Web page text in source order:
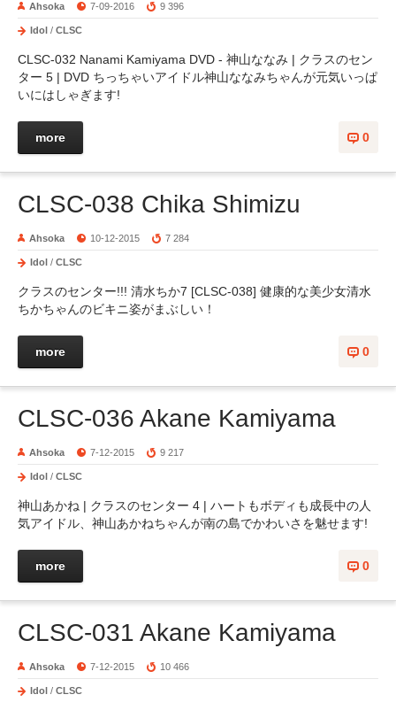
Ahsoka 7-09-2016 9 396
Idol / CLSC
CLSC-032 Nanami Kamiyama DVD - 神山ななみ | クラスのセン
ター 5 | DVD ちっちゃいアイドル神山ななみちゃんが元気いっぱ
いにはしゃぎます!
0
more
CLSC-038 Chika Shimizu
Ahsoka 10-12-2015 7 284
Idol / CLSC
クラスのセンター!!! 清水ちか7 [CLSC-038] 健康的な美少女清水
ちかちゃんのビキニ姿がまぶしい！
0
more
CLSC-036 Akane Kamiyama
Ahsoka 7-12-2015 9 217
Idol / CLSC
神山あかね | クラスのセンター 4 | ハートもボディも成長中の人
気アイドル、神山あかねちゃんが南の島でかわいさを魅せます!
0
more
CLSC-031 Akane Kamiyama
Ahsoka 7-12-2015 10 466
Idol / CLSC